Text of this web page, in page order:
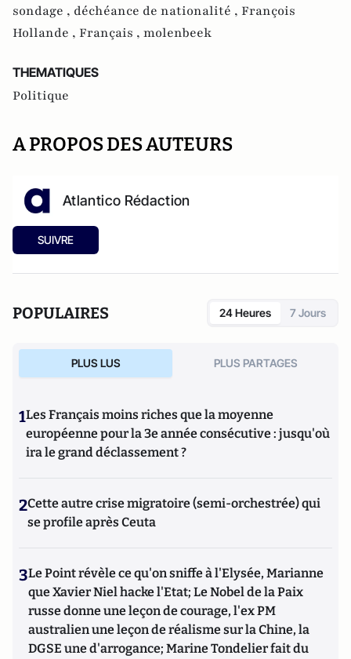
sondage , déchéance de nationalité , François
Hollande , Français , molenbeek
THEMATIQUES
Politique
A PROPOS DES AUTEURS
Atlantico Rédaction
SUIVRE
POPULAIRES 24 Heures 7 Jours
PLUS LUS PLUS PARTAGES
1Les Français moins riches que la moyenne
européenne pour la 3e année consécutive : jusqu'où
ira le grand déclassement ?
2Cette autre crise migratoire (semi-orchestrée) qui
se profile après Ceuta
3Le Point révèle ce qu'on sniffe à l'Elysée, Marianne
que Xavier Niel hacke l'Etat; Le Nobel de la Paix
russe donne une leçon de courage, l'ex PM
australien une leçon de réalisme sur la Chine, la
DGSE une d'arrogance; Marine Tondelier fait du